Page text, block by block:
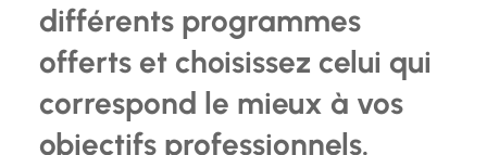
différents programmes
offerts et choisissez celui qui
correspond le mieux à vos
objectifs professionnels.